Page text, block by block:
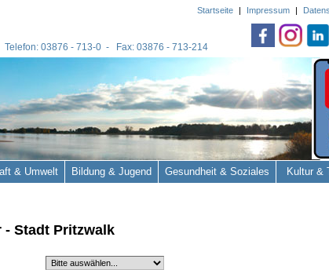
Stadt Pritzwalk
Telefon: 03876 - 713-0 - Fax: 03876 - 713-214
Startseite | Impressum |
& Umwelt Bildung & Jugend Gesundheit & Soziales Kultur &